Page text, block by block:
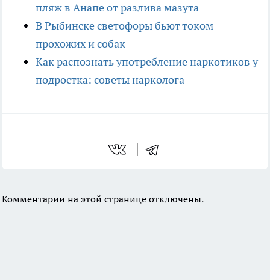
пляж в Анапе от разлива мазута
В Рыбинске светофоры бьют током
прохожих и собак
Как распознать употребление наркотиков у
подростка: советы нарколога
Комментарии на этой странице отключены.